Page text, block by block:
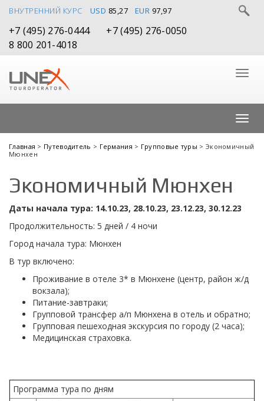
ВНУТРЕННИЙ КУРС USD 85,27 EUR 97,97
+7 (495) 276-0444
+7 (495) 276-0050
8 800 201-4018
Главная > Путеводитель > Германия > Групповые туры > Экономичный
Мюнхен
Экономичный Мюнхен
Даты начала тура: 14.10.23, 28.10.23, 23.12.23, 30.12.23
Продолжительность: 5 дней / 4 ночи
Город начала тура: Мюнхен
В тур включено:
Проживание в отеле 3* в Мюнхене (центр, район ж/д
вокзала);
Питание-завтраки;
Групповой трансфер а/п Мюнхена в отель и обратно;
Групповая пешеходная экскурсия по городу (2 часа);
Медицинская страховка.
Программа тура по дням